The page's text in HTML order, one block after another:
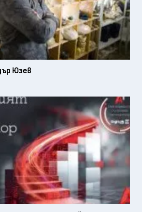
Юзев